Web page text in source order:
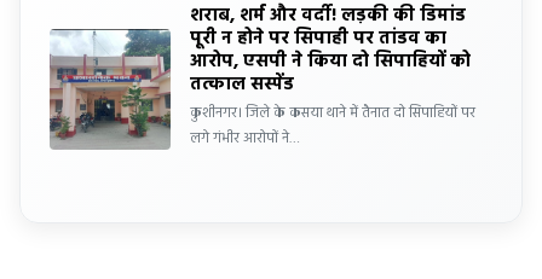
शराब, शर्म और वर्दी! लड़की की डिमांड
पूरी न होने पर सिपाही पर तांडव का
आरोप, एसपी ने किया दो सिपाहियों को
तत्काल सस्पेंड
कुशीनगर। जिले के कसया थाने में तैनात दो सिपाहियों पर
लगे गंभीर आरोपों ने…